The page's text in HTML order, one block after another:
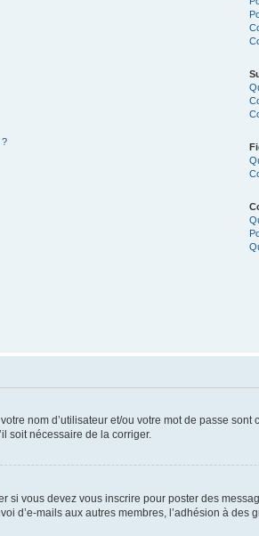
?
nom d’utilisateur et/ou votre mot de passe
soit nécessaire de la corriger.
si vous devez vous inscrire pour poster des
d’e-mails aux autres membres, l’adhésion à des